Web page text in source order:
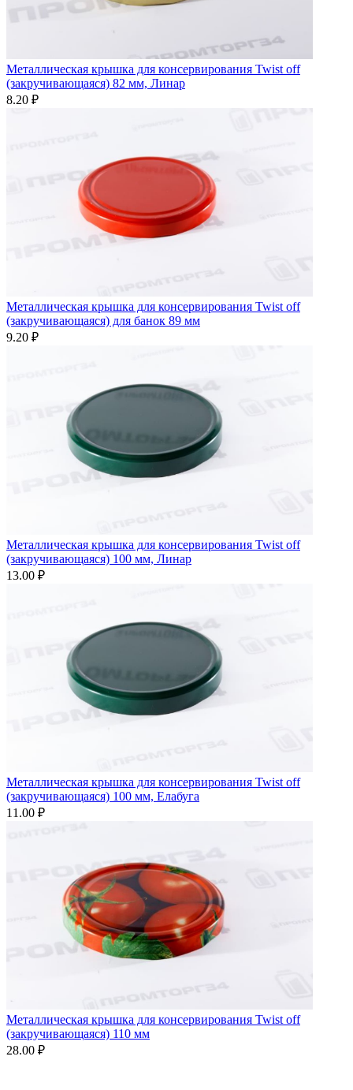
Металлическая крышка для консервирования Twist off
(закручивающаяся) 82 мм, Линар
8.20 ₽
Металлическая крышка для консервирования Twist off
(закручивающаяся) для банок 89 мм
9.20 ₽
Металлическая крышка для консервирования Twist off
(закручивающаяся) 100 мм, Линар
13.00 ₽
Металлическая крышка для консервирования Twist off
(закручивающаяся) 100 мм, Елабуга
11.00 ₽
Металлическая крышка для консервирования Twist off
(закручивающаяся) 110 мм
28.00 ₽